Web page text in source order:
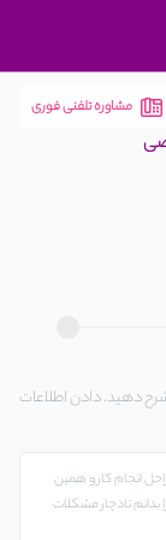
مشاوره تلفنی فوری
دهید. دادن اطلاعات